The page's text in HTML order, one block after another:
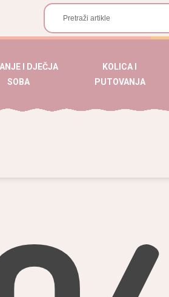
I DJEČJA
SOBA
KOLICA I
PUTOVANJA